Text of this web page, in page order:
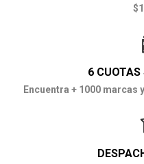
6 CUOTAS
Encuentra + 1000 marcas